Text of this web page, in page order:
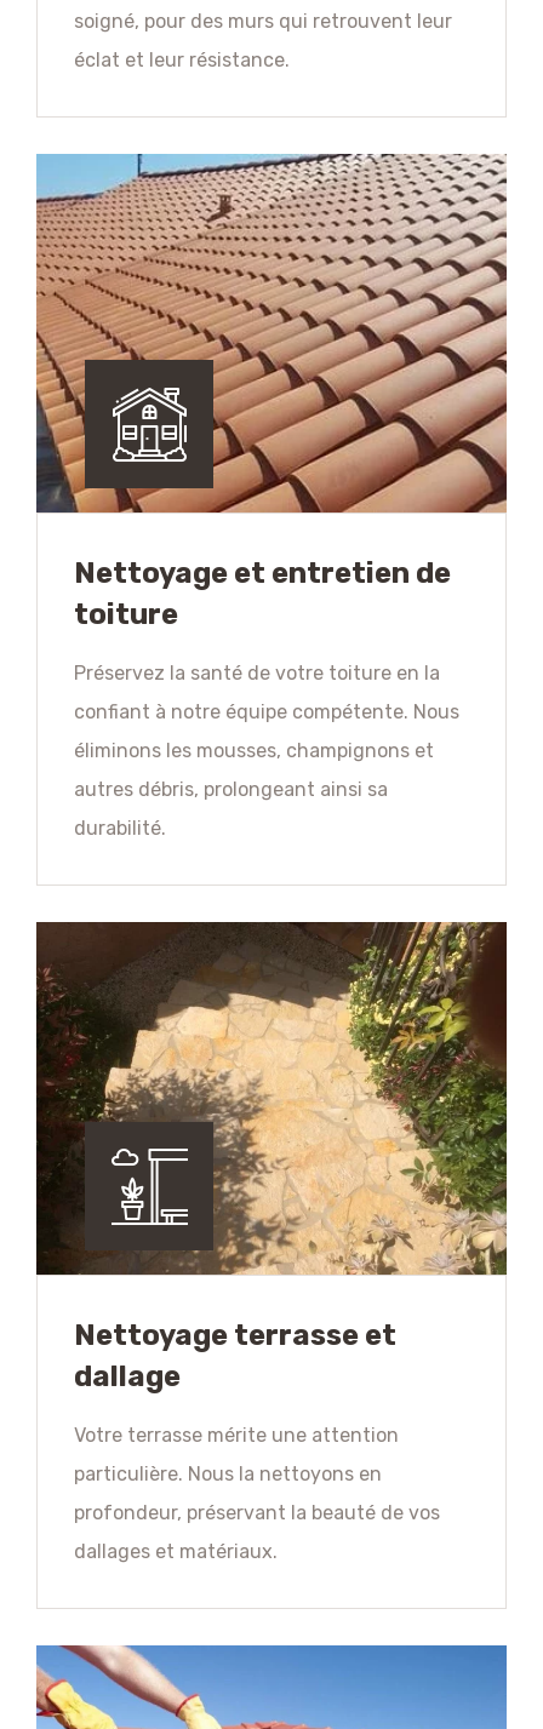
soigné, pour des murs qui retrouvent leur
éclat et leur résistance.
Nettoyage et entretien de
toiture
Préservez la santé de votre toiture en la
confiant à notre équipe compétente. Nous
éliminons les mousses, champignons et
autres débris, prolongeant ainsi sa
durabilité.
Nettoyage terrasse et
dallage
Votre terrasse mérite une attention
particulière. Nous la nettoyons en
profondeur, préservant la beauté de vos
dallages et matériaux.